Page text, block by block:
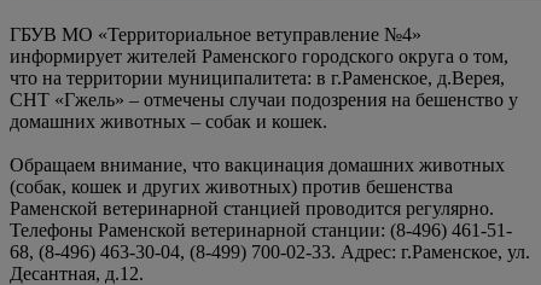
ГБУВ МО «Территориальное ветуправление №4»
информирует жителей Раменского городского округа о том,
что на территории муниципалитета: в г.Раменское, д.Верея,
СНТ «Гжель» – отмечены случаи подозрения на бешенство у
домашних животных – собак и кошек.
Обращаем внимание, что вакцинация домашних животных
(собак, кошек и других животных) против бешенства
Раменской ветеринарной станцией проводится регулярно.
Телефоны Раменской ветеринарной станции: (8-496) 461-51-
68, (8-496) 463-30-04, (8-499) 700-02-33. Адрес: г.Раменское, ул.
Десантная, д.12.